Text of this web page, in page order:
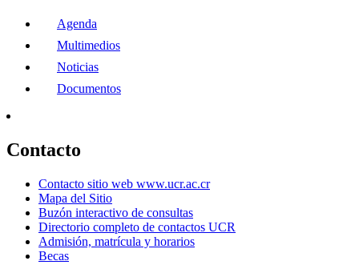
Agenda
Multimedios
Noticias
Documentos
Contacto
Contacto sitio web www.ucr.ac.cr
Mapa del Sitio
Buzón interactivo de consultas
Directorio completo de contactos UCR
Admisión, matrícula y horarios
Becas